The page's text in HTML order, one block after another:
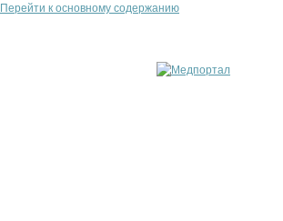
Перейти к основному содержанию